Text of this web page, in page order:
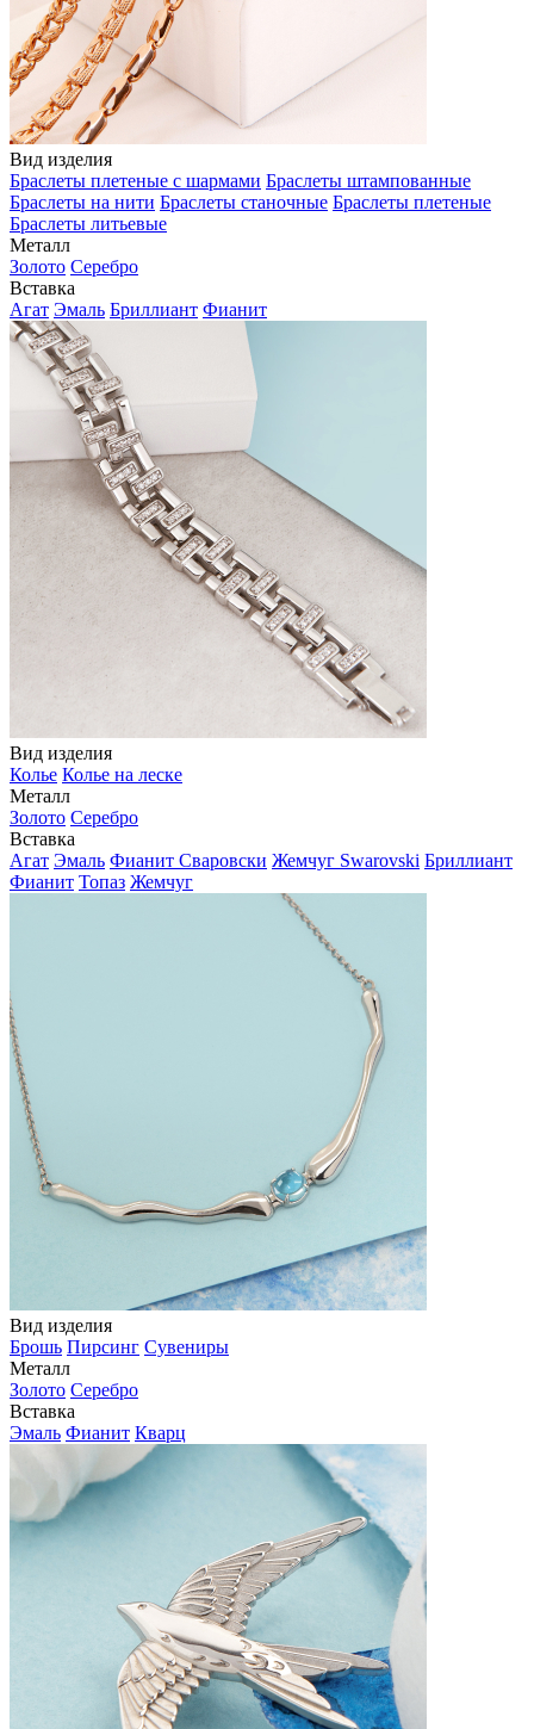
Вид изделия
Браслеты плетеные с шармами Браслеты штампованные
Браслеты на нити Браслеты станочные Браслеты плетеные
Браслеты литьевые
Металл
Золото Серебро
Вставка
Агат Эмаль Бриллиант Фианит
Вид изделия
Колье Колье на леске
Металл
Золото Серебро
Вставка
Агат Эмаль Фианит Сваровски Жемчуг Swarovski Бриллиант
Фианит Топаз Жемчуг
Вид изделия
Брошь Пирсинг Сувениры
Металл
Золото Серебро
Вставка
Эмаль Фианит Кварц